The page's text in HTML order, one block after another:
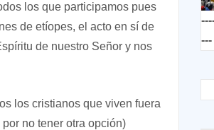
los que participamos pues
de etíopes, el acto en sí de
de nuestro Señor y nos
los cristianos que viven fuera
no tener otra opción)
---